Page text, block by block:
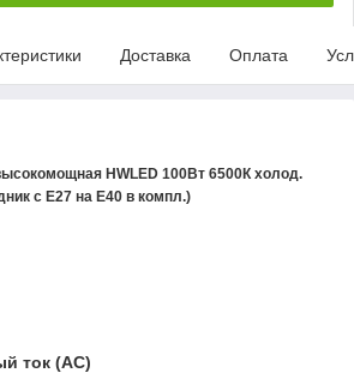
Доставка Оплата
HWLED 100Вт 6500К холод.
с E27 на E40 в компл.)
ток (AC)